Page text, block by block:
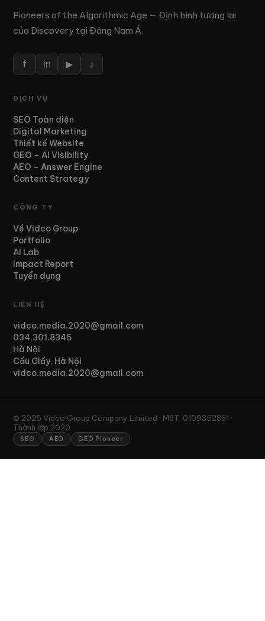
Pioneers of the Algorithmic Age — Định hình tương lai
của Discovery tại Đông Nam Á.
f in ▶ ♪
DỊCH VỤ
SEO Toàn diện
Digital Marketing
Thiết kế Website
GEO – AI Visibility
AEO – Answer Engine
Content Strategy
CÔNG TY
Về Vidco Group
Portfolio
AI Lab
Impact Report
Tuyển dụng
LIÊN HỆ
vidco.media.2020@gmail.com
034.301.8345
Hà Nội
Cầu Giấy, Hà Nội
vidco.media.2020@gmail.com
© 2025 Vidco Group Company Limited · MST: 0109352881 ·
Thành lập 2020
SEO AEO GEO Pioneer